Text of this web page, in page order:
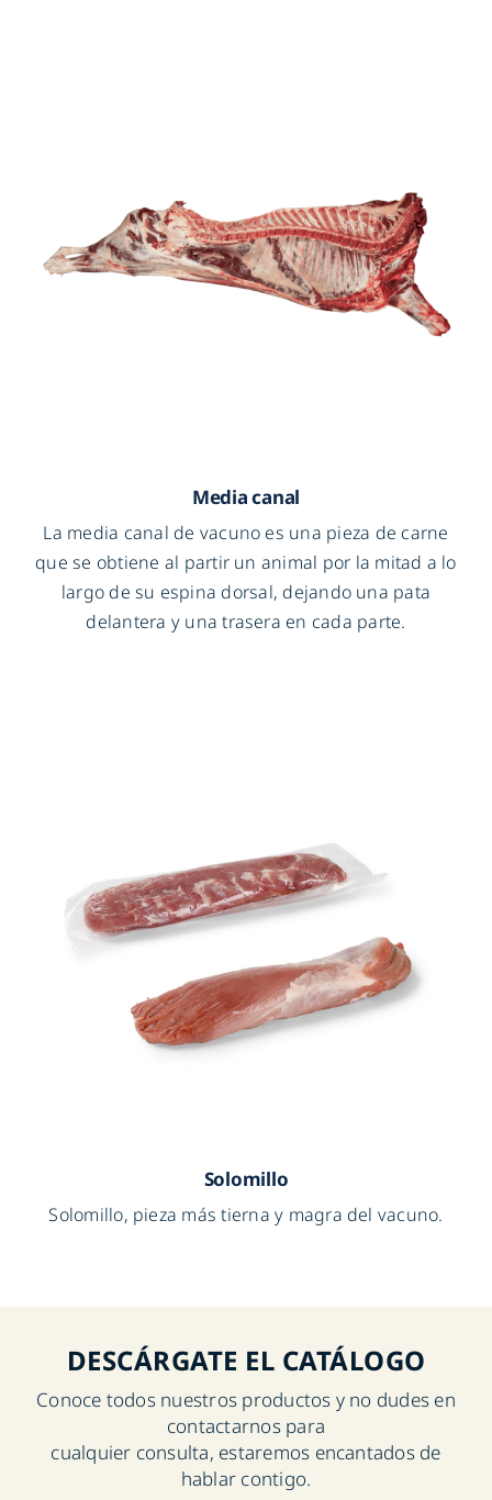
Media canal
La media canal de vacuno es una pieza de carne
que se obtiene al partir un animal por la mitad a lo
largo de su espina dorsal, dejando una pata
delantera y una trasera en cada parte.
Solomillo
Solomillo, pieza más tierna y magra del vacuno.
DESCÁRGATE EL CATÁLOGO
Conoce todos nuestros productos y no dudes en
contactarnos para
cualquier consulta, estaremos encantados de
hablar contigo.